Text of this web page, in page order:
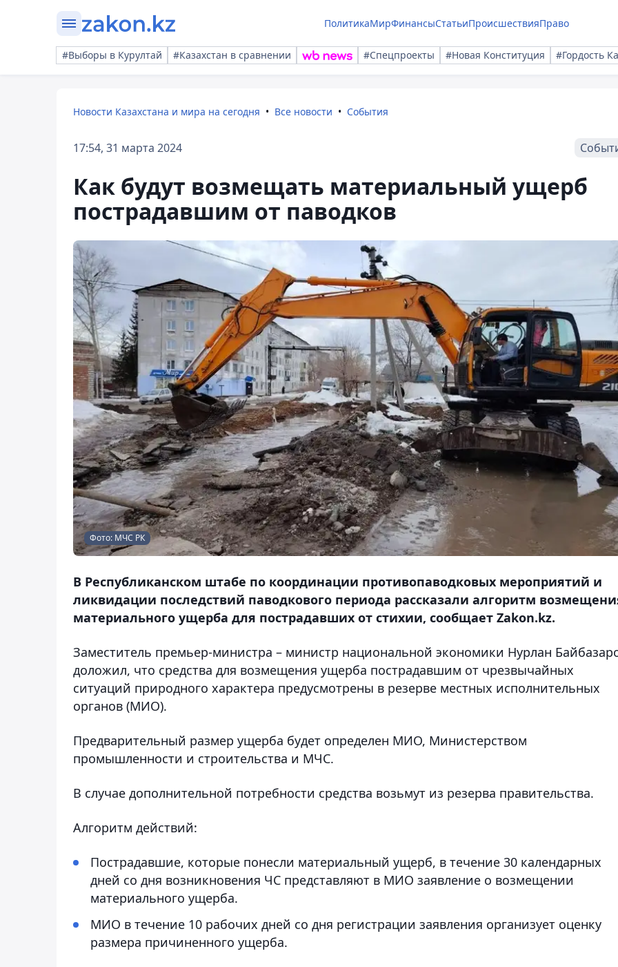
ПолитикаМирФинансыСтатьиПроисшествияПраво
#Выборы в Курултай #Казахстан в сравнении #Спецпроекты #Новая Конституция #Гордость
Новости Казахстана и мира на сегодня Все новости События
17:54, 31 марта 2024
Как будут возмещать материальный ущерб
пострадавшим от паводков
Фото: МЧС РК
В Республиканском штабе по координации противопаводковых мероприятий и
ликвидации последствий паводкового периода рассказали алгоритм
материального ущерба для пострадавших от стихии, сообщает Zakon.kz.
Заместитель премьер-министра – министр национальной экономики Нурлан
доложил, что средства для возмещения ущерба пострадавшим от чрезвычайных
ситуаций природного характера предусмотрены в резерве местных исполнительных
органов (МИО).
Предварительный размер ущерба будет определен МИО, Министерством
промышленности и строительства и МЧС.
В случае дополнительной потребности средства возьмут из резерва правительства.
Алгоритм действий:
Пострадавшие, которые понесли материальный ущерб, в течение 30 календарных
дней со дня возникновения ЧС представляют в МИО заявление о возмещении
материального ущерба.
МИО в течение 10 рабочих дней со дня регистрации заявления организует оценку
размера причиненного ущерба.